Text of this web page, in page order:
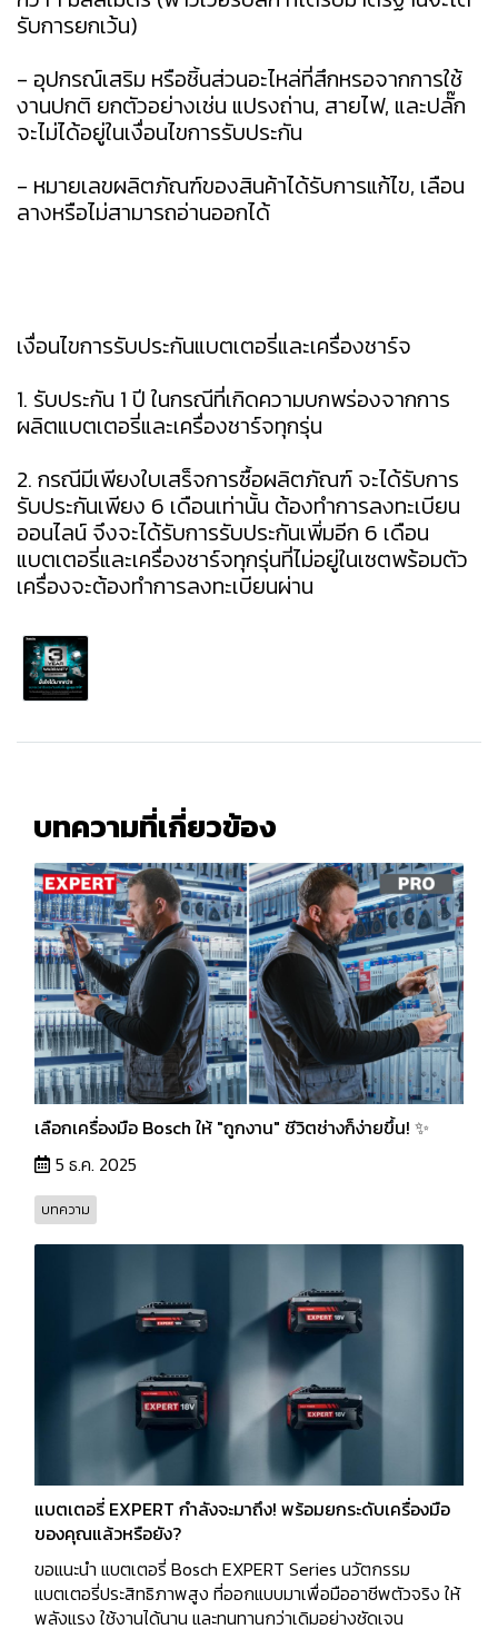
รับการยกเว้น)
- อุปกรณ์เสริม หรือชิ้นส่วนอะไหล่ที่สึกหรอจากการใช้
งานปกติ ยกตัวอย่างเช่น แปรงถ่าน, สายไฟ, และปลั๊ก
จะไม่ได้อยู่ในเงื่อนไขการรับประกัน
- หมายเลขผลิตภัณฑ์ของสินค้าได้รับการแก้ไข, เลือน
ลางหรือไม่สามารถอ่านออกได้
เงื่อนไขการรับประกันแบตเตอรี่และเครื่องชาร์จ
1. รับประกัน 1 ปี ในกรณีที่เกิดความบกพร่องจากการ
ผลิตแบตเตอรี่และเครื่องชาร์จทุกรุ่น
2. กรณีมีเพียงใบเสร็จการซื้อผลิตภัณฑ์ จะได้รับการ
รับประกันเพียง 6 เดือนเท่านั้น ต้องทำการลงทะเบียน
ออนไลน์ จึงจะได้รับการรับประกันเพิ่มอีก 6 เดือน
แบตเตอรี่และเครื่องชาร์จทุกรุ่นที่ไม่อยู่ในเซตพร้อมตัว
เครื่องจะต้องทำการลงทะเบียนผ่าน
บทความที่เกี่ยวข้อง
เลือกเครื่องมือ Bosch ให้ "ถูกงาน" ชีวิตช่างก็ง่ายขึ้น! ✨
5 ธ.ค. 2025
บทความ
แบตเตอรี่ EXPERT กำลังจะมาถึง! พร้อมยกระดับเครื่องมือ
ของคุณแล้วหรือยัง?
ขอแนะนำ แบตเตอรี่ Bosch EXPERT Series นวัตกรรม
แบตเตอรี่ประสิทธิภาพสูง ที่ออกแบบมาเพื่อมืออาชีพตัวจริง ให้
พลังแรง ใช้งานได้นาน และทนทานกว่าเดิมอย่างชัดเจน